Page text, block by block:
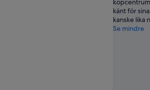
känt för
kanske lika
Se mindre